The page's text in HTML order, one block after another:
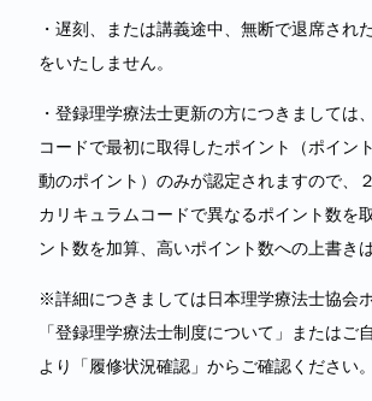
・遅刻、または講義途中、無断で退席され
をいたしません。
・登録理学療法士更新の方につきましては
コードで最初に取得したポイント（ポイン
動のポイント）のみが認定されますので、
カリキュラムコードで異なるポイント数を
ント数を加算、高いポイント数への上書き
※詳細につきましては日本理学療法士協会
「登録理学療法士制度について」またはご
より「履修状況確認」からご確認ください。